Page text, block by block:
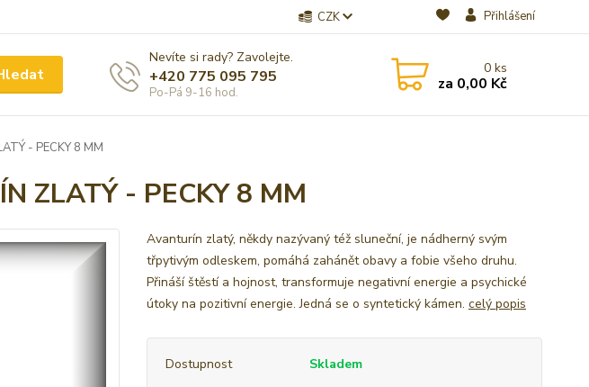
CZK Přihlášení
Nevíte si rady? Zavolejte.
+420 775 095 795
Po-Pá 9-16 hod.
0ks
za 0,00 Kč
- PECKY 8 MM
ZLATÝ - PECKY 8 MM
Avanturín zlatý, někdy nazývaný též sluneční, je nádherný svým
třpytivým odleskem, pomáhá zahánět obavy a fobie všeho druhu.
Přináší štěstí a hojnost, transformuje negativní energie a psychické
útoky na pozitivní energie. Jedná se o syntetický kámen. celý popis
Dostupnost Skladem